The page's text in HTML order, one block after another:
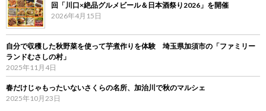
回「川口×絶品グルメビール＆日本酒祭り2026」を開催
2026年4月15日
自分で収穫した秋野菜を使って芋煮作りを体験 埼玉県加須市の「ファミリー
ランドむさしの村」
2025年11月4日
春だけじゃもったいないさくらの名所、加治川で秋のマルシェ
2025年10月23日